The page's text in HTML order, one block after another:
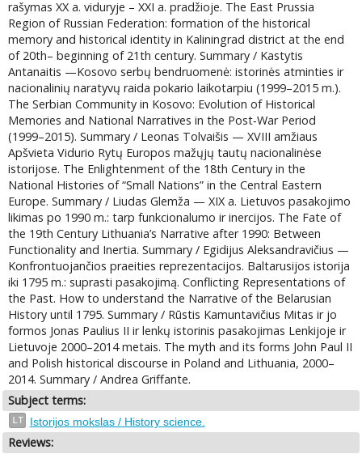
rašymas XX a. viduryje – XXI a. pradžioje. The East Prussia
Region of Russian Federation: formation of the historical
memory and historical identity in Kaliningrad district at the end
of 20th– beginning of 21th century. Summary / Kastytis
Antanaitis —Kosovo serbų bendruomenė: istorinės atminties ir
nacionalinių naratyvų raida pokario laikotarpiu (1999–2015 m.).
The Serbian Community in Kosovo: Evolution of Historical
Memories and National Narratives in the Post‑War Period
(1999–2015). Summary / Leonas Tolvaišis — XVIII amžiaus
Apšvieta Vidurio Rytų Europos mažųjų tautų nacionalinėse
istorijose. The Enlightenment of the 18th Century in the
National Histories of “Small Nations” in the Central Eastern
Europe. Summary / Liudas Glemža — XIX a. Lietuvos pasakojimo
likimas po 1990 m.: tarp funkcionalumo ir inercijos. The Fate of
the 19th Century Lithuania’s Narrative after 1990: Between
Functionality and Inertia. Summary / Egidijus Aleksandravičius —
Konfrontuojančios praeities reprezentacijos. Baltarusijos istorija
iki 1795 m.: suprasti pasakojimą. Conflicting Representations of
the Past. How to understand the Narrative of the Belarusian
History until 1795. Summary / Rūstis Kamuntavičius Mitas ir jo
formos Jonas Paulius II ir lenkų istorinis pasakojimas Lenkijoje ir
Lietuvoje 2000–2014 metais. The myth and its forms John Paul II
and Polish historical discourse in Poland and Lithuania, 2000–
2014. Summary / Andrea Griffante.
Subject terms:
LT Istorijos mokslas / History science.
Reviews: